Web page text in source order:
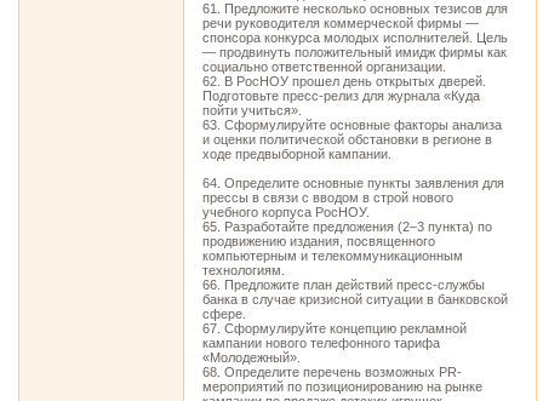
61. Предложите несколько основных тезисов для
речи руководителя коммерческой фирмы —
спонсора конкурса молодых исполнителей. Цель
— продвинуть положительный имидж фирмы как
социально ответственной организации.
62. В РосНОУ прошел день открытых дверей.
Подготовьте пресс-релиз для журнала «Куда
пойти учиться».
63. Сформулируйте основные факторы анализа
и оценки политической обстановки в регионе в
ходе предвыборной кампании.
64. Определите основные пункты заявления для
прессы в связи с вводом в строй нового
учебного корпуса РосНОУ.
65. Разработайте предложения (2–3 пункта) по
продвижению издания, посвященного
компьютерным и телекоммуникационным
технологиям.
66. Предложите план действий пресс-службы
банка в случае кризисной ситуации в банковской
сфере.
67. Сформулируйте концепцию рекламной
кампании нового телефонного тарифа
«Молодежный».
68. Определите перечень возможных PR-
мероприятий по позиционированию на рынке